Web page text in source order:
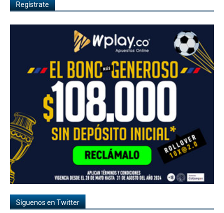
Regístrate
Síguenos en Twitter